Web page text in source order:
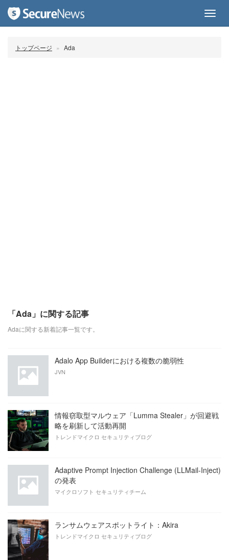
トップページ Ada
「Ada」に関する記事
Adaに関する新着記事一覧です。
Adalo App Builderにおける複数の脆弱性
JVN
情報窃取型マルウェア「Lumma Stealer」が回避戦
略を刷新して活動再開
トレンドマイクロ セキュリティブログ
Adaptive Prompt Injection Challenge (LLMail-Inject)
の発表
マイクロソフト セキュリティチーム
ランサムウェアスポットライト：Akira
トレンドマイクロ セキュリティブログ